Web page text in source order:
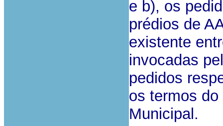
e b), os
prédios de
existente
invocadas
pedidos
os termos
Municipal.